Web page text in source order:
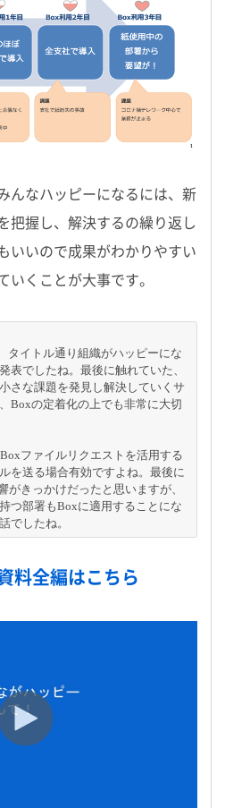
んなハッピーになるには、新
把握し、解決するの繰り返し
いいので成果がわかりやすい
くことが大事です。
タイトル通り組織がハッピーにな
表でしたね。最後に触れていた、
さな課題を発見し解決していくサ
Boxの定着化の上でも非常に大切
ファイルリクエストを活用する
を送る場合有効ですよね。最後に
がきっかけだったと思いますが、
つ部署もBoxに適用することにな
でしたね。
料全編はこちら